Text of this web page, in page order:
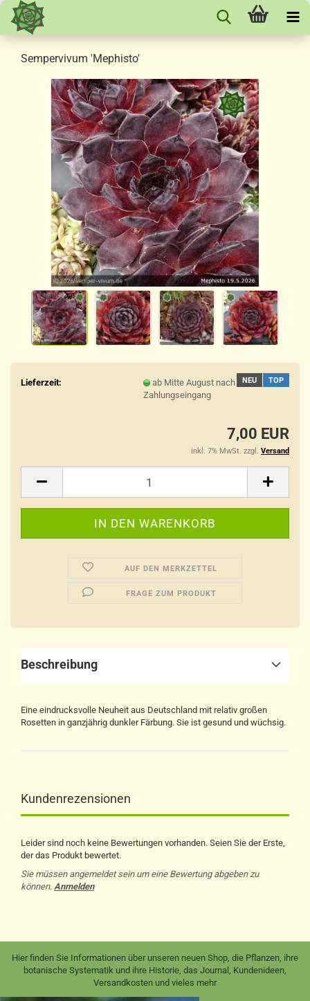
Sempervivum 'Mephisto'
NEU TOP
Lieferzeit:
ab Mitte August nach
Zahlungseingang
7,00 EUR
inkl. 7% MwSt. zzgl. Versand
AUF DEN MERKZETTEL
FRAGE ZUM PRODUKT
Beschreibung
Eine eindrucksvolle Neuheit aus Deutschland mit relativ großen
Rosetten in ganzjährig dunkler Färbung. Sie ist gesund und wüchsig.
Kundenrezensionen
Leider sind noch keine Bewertungen vorhanden. Seien Sie der Erste,
der das Produkt bewertet.
Sie müssen angemeldet sein um eine Bewertung abgeben zu
können. Anmelden
Hier finden Sie Informationen über unseren neuen Shop, die Pflanzen, ihre
botanische Systematik und ihre Historie, das Journal, Kundenideen,
Versandkosten und vieles mehr